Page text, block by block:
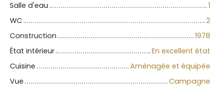
Salle d'eau
1
WC
2
Construction
1978
État intérieur
En excellent état
Cuisine
Aménagée et équipée
Vue
Campagne